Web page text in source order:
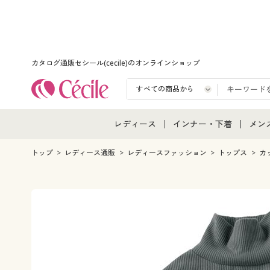
カタログ通販セシール(cecile)のオンラインショップ
レディース
レディース通販すべて
インナー・下着
インナー・下着通販すべ
メンズ下着
ジュニア・ティーンズ下
メン
メ
メ
トップ レディース通販 レディースファッション トップス カ